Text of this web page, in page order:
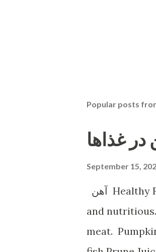
Popular posts
در غذاها
September 15,
and
meat.